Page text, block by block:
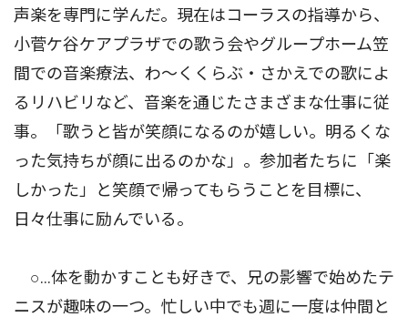
声楽を専門に学んだ。現在はコーラスの指導から、
小菅ケ谷ケアプラザでの歌う会やグループホーム笠
間での音楽療法、わ〜くくらぶ・さかえでの歌によ
るリハビリなど、音楽を通じたさまざまな仕事に従
事。「歌うと皆が笑顔になるのが嬉しい。明るくな
った気持ちが顔に出るのかな」。参加者たちに「楽
しかった」と笑顔で帰ってもらうことを目標に、
日々仕事に励んでいる。
○…体を動かすことも好きで、兄の影響で始めたテ
ニスが趣味の一つ。忙しい中でも週に一度は仲間と